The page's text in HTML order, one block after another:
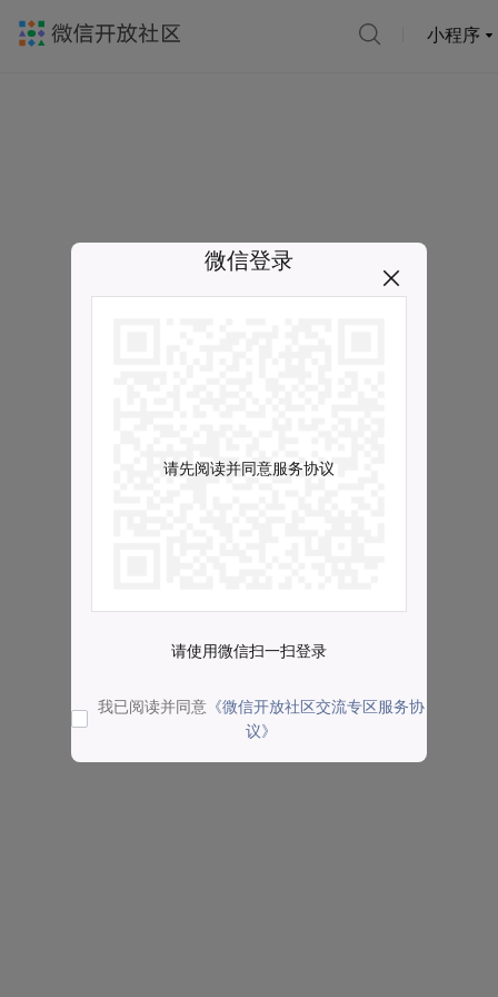
小程序
微信登录
请先阅读并同意服务协议
请使用微信扫一扫登录
我已阅读并同意 《微信开放社区交流专区服务协
议》